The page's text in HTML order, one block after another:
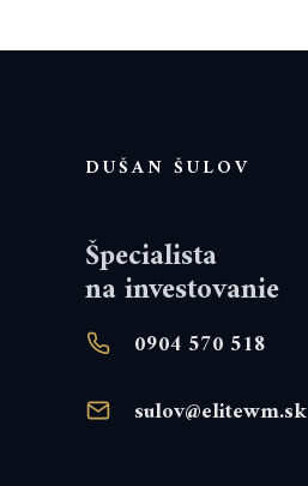
DUŠAN ŠULOV
Špecialista
na investovanie
0904 570 518
sulov@elitewm.sk